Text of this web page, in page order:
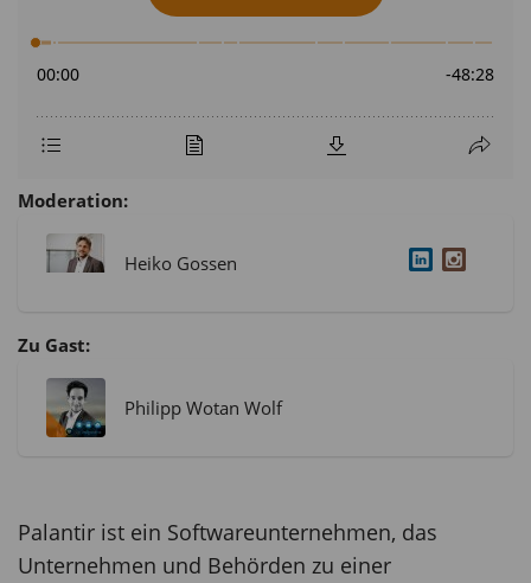
Moderation:
Heiko Gossen
Zu Gast:
Philipp Wotan Wolf
Palantir ist ein Softwareunternehmen, das
Unternehmen und Behörden zu einer